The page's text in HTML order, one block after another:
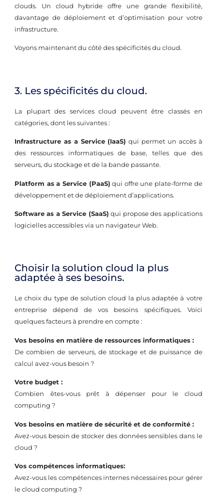
clouds. Un cloud hybride offre une grande flexibilité,
davantage de déploiement et d’optimisation pour votre
infrastructure.
Voyons maintenant du côté des spécificités du cloud.
3. Les spécificités du cloud.
La plupart des services cloud peuvent être classés en
catégories, dont les suivantes :
Infrastructure as a Service (IaaS) qui permet un accès à
des ressources informatiques de base, telles que des
serveurs, du stockage et de la bande passante.
Platform as a Service (PaaS) qui offre une plate-forme de
développement et de déploiement d’applications.
Software as a Service (SaaS) qui propose des applications
logicielles accessibles via un navigateur Web.
Choisir la solution cloud la plus
adaptée à ses besoins.
Le choix du type de solution cloud la plus adaptée à votre
entreprise dépend de vos besoins spécifiques. Voici
quelques facteurs à prendre en compte :
Vos besoins en matière de ressources informatiques :
De combien de serveurs, de stockage et de puissance de
calcul avez-vous besoin ?
Votre budget :
Combien êtes-vous prêt à dépenser pour le cloud
computing ?
Vos besoins en matière de sécurité et de conformité :
Avez-vous besoin de stocker des données sensibles dans le
cloud ?
Vos compétences informatiques:
Avez-vous les compétences internes nécessaires pour gérer
le cloud computing ?